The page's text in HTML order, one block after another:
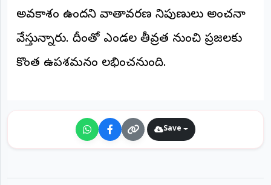
అవకాశం ఉందని వాతావరణ నిపుణులు అంచనా
వేస్తున్నారు. దీంతో ఎండల తీవ్రత నుంచి ప్రజలకు
కొంత ఉపశమనం లభించనుంది.
Save